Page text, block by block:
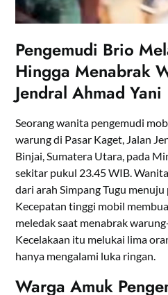
Pengemudi Brio
Hingga Menabrak
Jendral Ahmad Yani
Seorang wanita pengemudi
warung di Pasar Kaget, Jalan
Binjai, Sumatera Utara, pada
sekitar pukul 23.45 WIB.
dari arah Simpang Tugu menuju
Kecepatan tinggi mobil
meledak saat menabrak
Kecelakaan itu melukai lima
hanya mengalami luka ringan.
Warga Amuk